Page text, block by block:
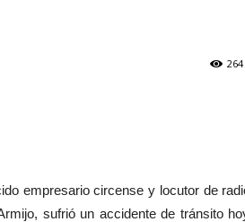
264
empresario circense y locutor de
sufrió un accidente de tránsito